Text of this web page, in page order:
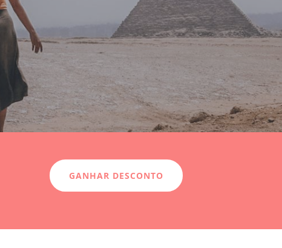
GANHAR DESCONTO